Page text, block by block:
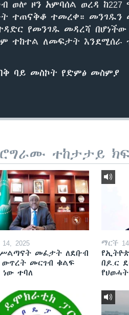
ወሎ ዞን አምባሰል ወረዳ
ተጠናቅቆ ተመረቀ። መንገዱን
የመንገዱ መዳረሻ
ተከተል ለመፍታት እንደሚሰራ
ባይ መስኮት የድምፅ መስምያ
ተከታታይ
2025
ሥልጣናት መፈታት ለደቡብ
ውጥረት መርገብ ቁልፍ
ነው ተባለ
ማርች
በዶ.ር